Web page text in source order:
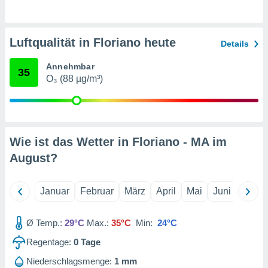
um
dieser
Adressen
Einige
dem Sie
dies zu
Sie Ihre
Luftqualität in Floriano heute Details
35 Annehmbar
O₃ (88 µg/m³)
Wie ist das Wetter in Floriano - MA im
August?
Januar Februar März April Mai Juni Juli
Ø Temp.: 29°C Max.: 35°C Min: 24°C
Regentage: 0 Tage
Niederschlagsmenge: 1 mm